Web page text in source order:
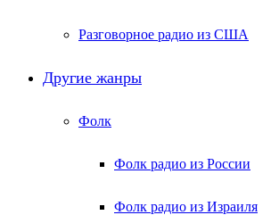
Разговорное радио из США
Другие жанры
Фолк
Фолк радио из России
Фолк радио из Израиля